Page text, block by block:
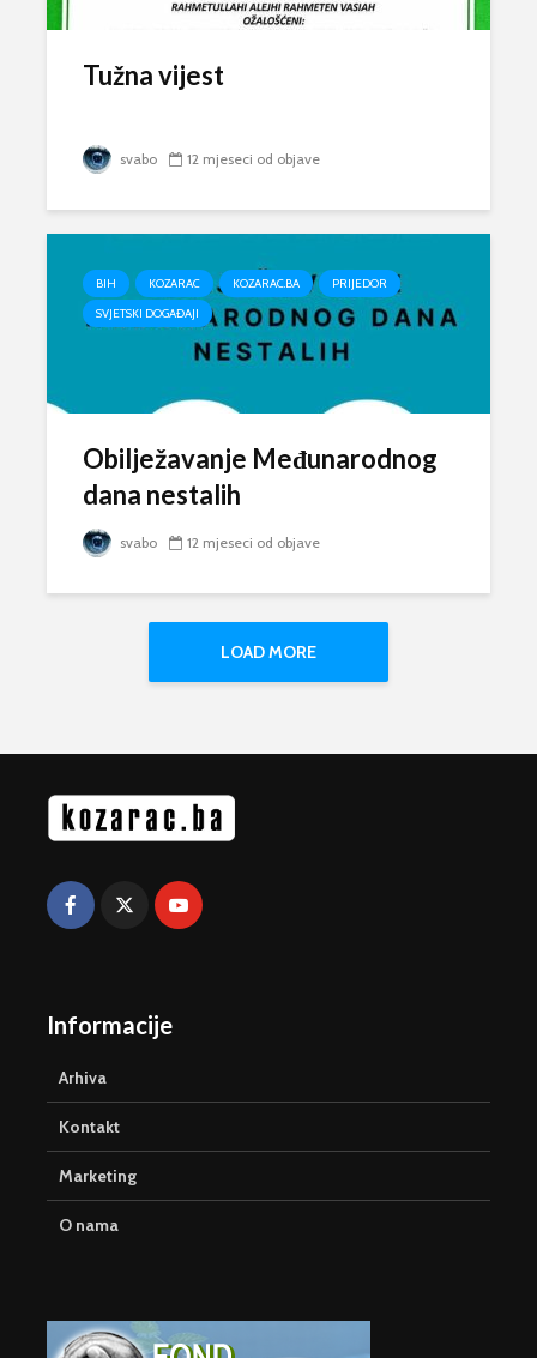
Tužna vijest
svabo 12 mjeseci od objave
BIH KOZARAC KOZARAC.BA
PRIJEDOR
SVJETSKI DOGAĐAJI
Obilježavanje Međunarodnog
dana nestalih
svabo 12 mjeseci od objave
LOAD MORE
Informacije
Arhiva
Kontakt
Marketing
O nama